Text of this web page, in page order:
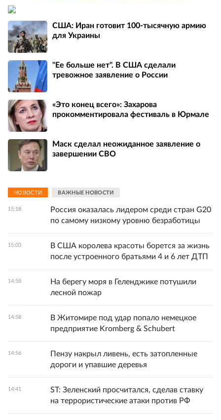
США: Иран готовит 100-тысячную армию
для Украины
"Ее больше нет". В США сделали
тревожное заявление о России
«Это конец всего»: Захарова
прокомментировала фестиваль в Юрмале
Маск сделал неожиданное заявление о
завершении СВО
НОВОСТИ ВАЖНЫЕ НОВОСТИ
15:18
Россия оказалась лидером среди стран G20
по самому низкому уровню безработицы
15:03
В США королева красоты борется за жизнь
после устроенного братьями 4 и 6 лет ДТП
14:58
На берегу моря в Геленджике потушили
лесной пожар
14:58
В Житомире под удар попало немецкое
предприятие Kromberg & Schubert
14:56
Пензу накрыл ливень, есть затопленные
дороги и упавшие деревья
14:41
ST: Зеленский просчитался, сделав ставку
на террористические атаки против РФ